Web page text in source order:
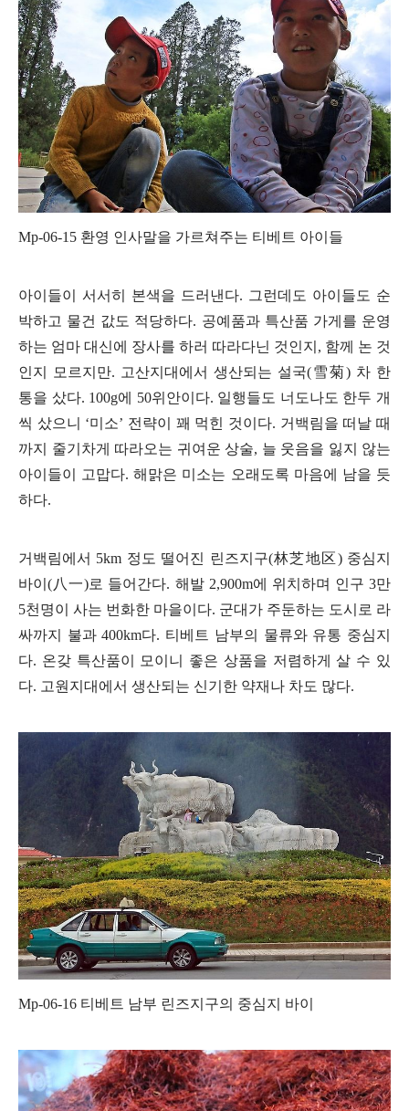
Mp-06-15 환영 인사말을 가르쳐주는 티베트 아이들
아이들이 서서히 본색을 드러낸다. 그런데도 아이들도 순
박하고 물건 값도 적당하다. 공예품과 특산품 가게를 운영
하는 엄마 대신에 장사를 하러 따라다닌 것인지 , 함께 논 것
인지 모르지만. 고산지대에서 생산되는 설국(雪菊) 차 한
통을 샀다. 100g에 50위안이다. 일행들도 너도나도 한두 개
씩 샀으니 ‘미소’ 전략이 꽤 먹힌 것이다. 거백림을 떠날 때
까지 줄기차게 따라오는 귀여운 상술, 늘 웃음을 잃지 않는
아이들이 고맙다.해맑은 미소는 오래도록 마음에 남을 듯
하다.
거백림에서 5km 정도 떨어진 린즈지구(林芝地区) 중심지
바이 (八一)로 들어간다. 해발2,900m에 위치하며 인구 3만
5천명이 사는 번화한 마을이다. 군대가 주둔하는 도시로 라
싸까지 불과400km다. 티베트 남부의 물류와 유통 중심지
다. 온갖 특산품이 모이니 좋은 상품을 저렴하게 살 수 있
다. 고원지대에서 생산되는 신기한 약재나 차도 많다.
Mp-06-16 티베트 남부 린즈지구의 중심지 바이